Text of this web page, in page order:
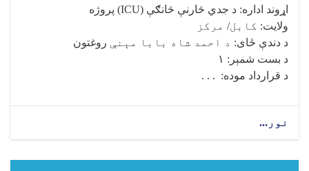
اړوند اداره: د جدي څارنې څانګې (ICU) پروژه
ولایت: کابل/ مرکز
د دندې ځای: د احمد شاه بابا مېنې روغتون
د بست شمېر : ۱
د قرارداد موده: . . .
نور...
(احمد